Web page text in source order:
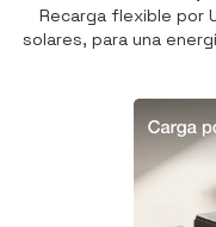
Recarga flexible por
solares, para una